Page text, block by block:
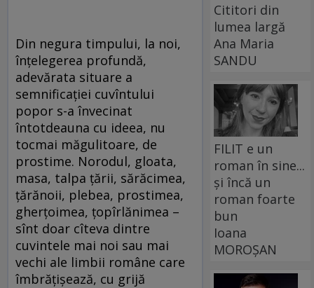
Din negura timpului, la noi,
înţelegerea profundă,
adevărata situare a
semnificaţiei cuvîntului
popor s-a învecinat
întotdeauna cu ideea, nu
tocmai măgulitoare, de
prostime. Norodul, gloata,
masa, talpa ţării, sărăcimea,
ţărănoii, plebea, prostimea,
gherţoimea, ţopîrlănimea –
sînt doar cîteva dintre
cuvintele mai noi sau mai
vechi ale limbii române care
îmbrăţişează, cu grijă
Cititori din
lumea largă
Ana Maria
SANDU
FILIT e un
roman în sine...
și încă un
roman foarte
bun
Ioana
MOROȘAN